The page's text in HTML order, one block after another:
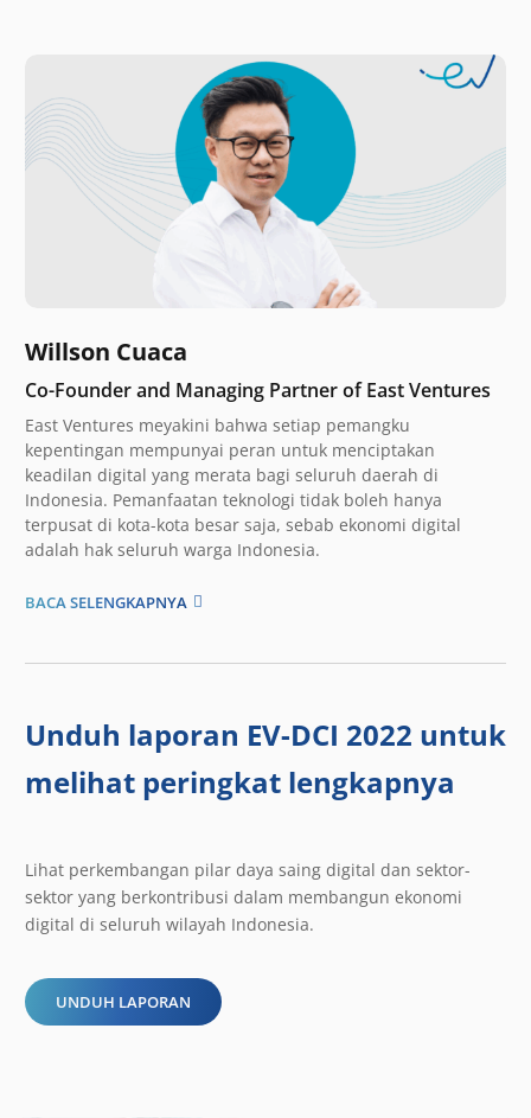
Willson Cuaca
Co-Founder and Managing Partner of East Ventures
East Ventures meyakini bahwa setiap pemangku
kepentingan mempunyai peran untuk menciptakan
keadilan digital yang merata bagi seluruh daerah di
Indonesia. Pemanfaatan teknologi tidak boleh hanya
terpusat di kota-kota besar saja, sebab ekonomi digital
adalah hak seluruh warga Indonesia.
BACA SELENGKAPNYA
Unduh laporan EV-DCI 2022 untuk
melihat peringkat lengkapnya
Lihat perkembangan pilar daya saing digital dan sektor-
sektor yang berkontribusi dalam membangun ekonomi
digital di seluruh wilayah Indonesia.
UNDUH LAPORAN